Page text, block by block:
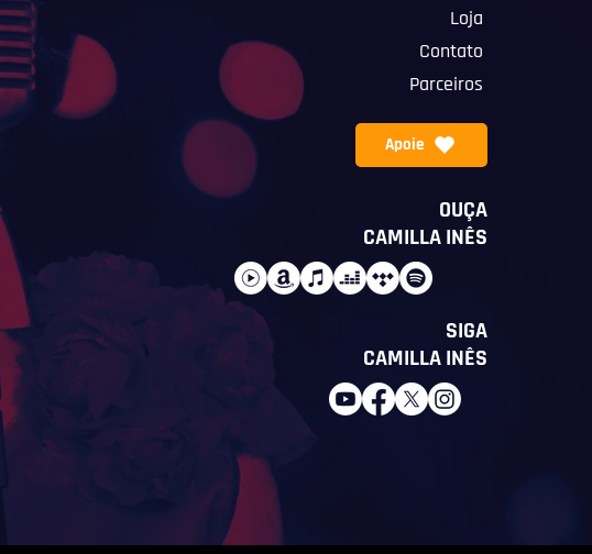
Loja
Contato
Parceiros
Apoie
OUÇA
CAMILLA INÊS
SIGA
CAMILLA INÊS